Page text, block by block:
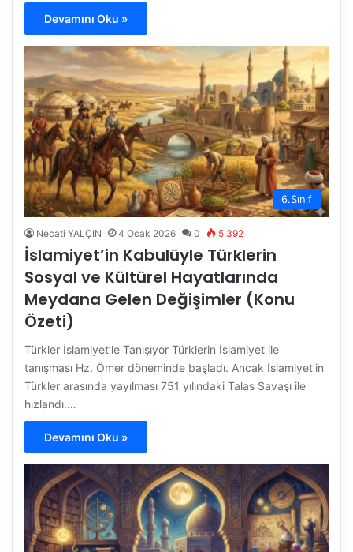
Devamını Oku »
6.Sınıf
Necati YALÇIN 4 Ocak 2026 0 5.392
İslamiyet’in Kabulüyle Türklerin
Sosyal ve Kültürel Hayatlarında
Meydana Gelen Değişimler (Konu
Özeti)
Türkler İslamiyet’le Tanışıyor Türklerin İslamiyet ile
tanışması Hz. Ömer döneminde başladı. Ancak İslamiyet’in
Türkler arasında yayılması 751 yılındaki Talas Savaşı ile
hızlandı.…
Devamını Oku »